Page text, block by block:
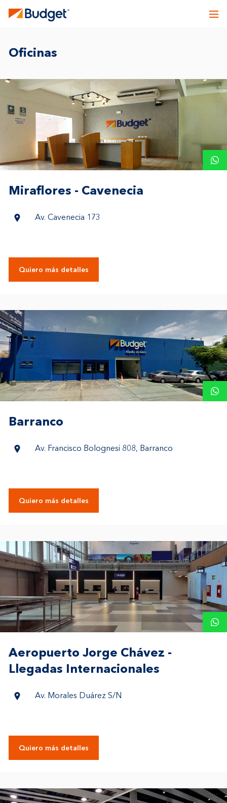
Oficinas
Miraflores - Cavenecia
Av. Cavenecia 173
Quiero más detalles
Barranco
Av. Francisco Bolognesi 808, Barranco
Quiero más detalles
Aeropuerto Jorge Chávez -
Llegadas Internacionales
Av. Morales Duárez S/N
Quiero más detalles